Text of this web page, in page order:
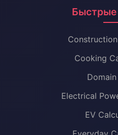
Cooking
Electrical
EV